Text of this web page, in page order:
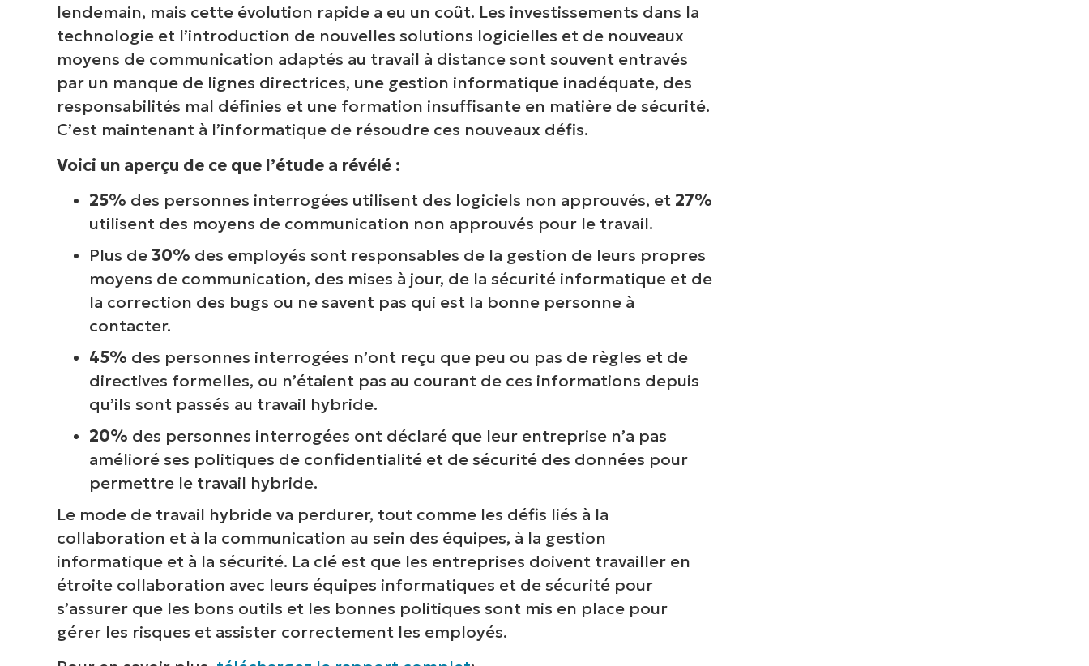
lendemain, mais cette évolution rapide a eu un coût. Les investissements dans la
technologie et l’introduction de nouvelles solutions logicielles et de nouveaux
moyens de communication adaptés au travail à distance sont souvent entravés
par un manque de lignes directrices, une gestion informatique inadéquate, des
responsabilités mal définies et une formation insuffisante en matière de sécurité.
C’est maintenant à l’informatique de résoudre ces nouveaux défis.
Voici un aperçu de ce que l’étude a révélé :
25% des personnes interrogées utilisent des logiciels non approuvés, et27%
utilisent des moyens de communication non approuvés pour le travail.
Plus de 30% des employés sont responsables de la gestion de leurs propres
moyens de communication, des mises à jour, de la sécurité informatique et de
la correction des bugs ou ne savent pas qui est la bonne personne à
contacter.
45% des personnes interrogées n’ont reçu que peu ou pas de règles et de
directives formelles, ou n’étaient pas au courant de ces informations depuis
qu’ils sont passés au travail hybride.
20% des personnes interrogées ont déclaré que leur entreprise n’a pas
amélioré ses politiques de confidentialité et de sécurité des données pour
permettre le travail hybride.
Le mode de travail hybride va perdurer, tout comme les défis liés à la
collaboration et à la communication au sein des équipes, à la gestion
informatique et à la sécurité. La clé est que les entreprises doivent travailler en
étroite collaboration avec leurs équipes informatiques et de sécurité pour
s’assurer que les bons outils et les bonnes politiques sont mis en place pour
gérer les risques et assister correctement les employés.
Voir NinjaOne en action
Parcourez nos démonstrations à la demande pour
découvrir comment NinjaOne simplifie les tâches
informatiques telles que la gestion des terminaux, les
correctifs, le MDM, la gestion des tickets et bien plus
encore.